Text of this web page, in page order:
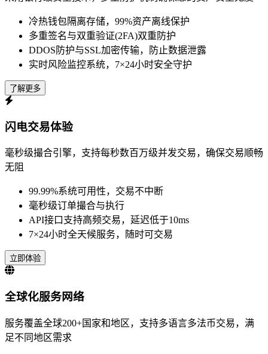
冷热钱包隔离存储，99%资产离线保护
多重签名与双重验证(2FA)双重防护
DDOS防护与SSL加密传输，防止数据泄露
实时风险监控系统，7×24小时安全守护
了解更多
闪电交易体验
毫秒级撮合引擎，支持每秒数百万级并发交易，确保交易顺畅
无阻
99.99%系统可用性，交易不中断
毫秒级订单撮合与执行
API接口支持高频交易，延迟低于10ms
7×24小时全天候服务，随时可交易
立即体验
全球化服务网络
服务覆盖全球200+国家和地区，支持多语言多法币交易，满
足不同地区需求